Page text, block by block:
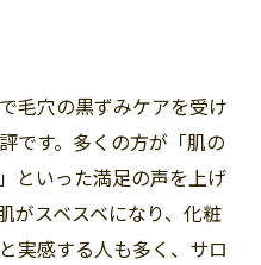
毛穴の黒ずみケアを受け
です。多くの方が「肌の
といった満足の声を上げ
がスベスベになり、化粧
実感する人も多く、サロ